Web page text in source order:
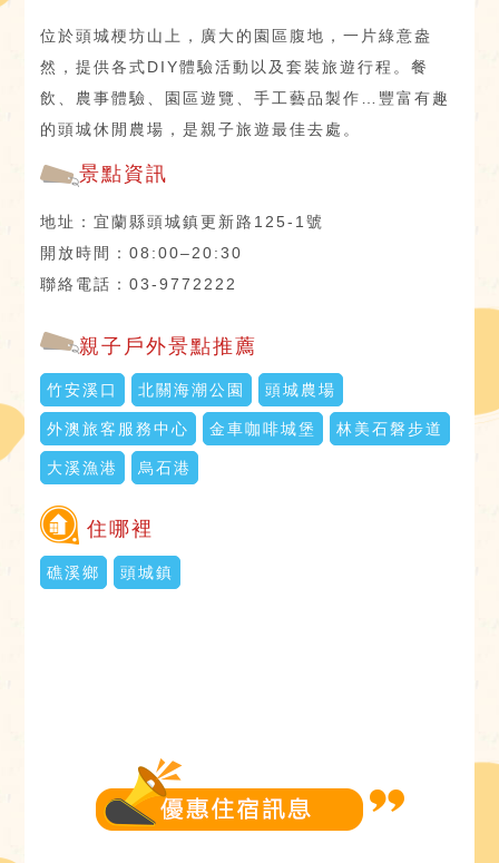
位於頭城梗坊山上，廣大的園區腹地，一片綠意盎
然，提供各式DIY體驗活動以及套裝旅遊行程。餐
飲、農事體驗、園區遊覽、手工藝品製作…豐富有趣
的頭城休閒農場，是親子旅遊最佳去處。
景點資訊
地址：宜蘭縣頭城鎮更新路125-1號
開放時間：08:00–20:30
聯絡電話：03-9772222
親子戶外景點推薦
竹安溪口 北關海潮公園 頭城農場
外澳旅客服務中心 金車咖啡城堡 林美石磐步道
大溪漁港 烏石港
住哪裡
礁溪鄉 頭城鎮